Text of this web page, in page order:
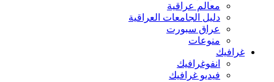
معالم عراقية
دليل الجامعات العراقية
عراق سبورت
منوعات
غرافيك
انفوغرافيك
فيديو غرافيك